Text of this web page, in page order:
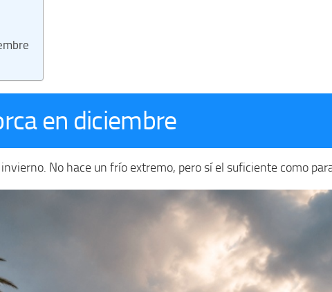
en diciembre
No hace un frío extremo, pero sí el suficiente como